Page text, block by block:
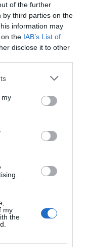
of the further
by third parties on the
information may
the IAB’s List of
disclose it to other
my
my
the
a la
de la víctima,
la amiga (de la
en casa con el
mientras
para que se